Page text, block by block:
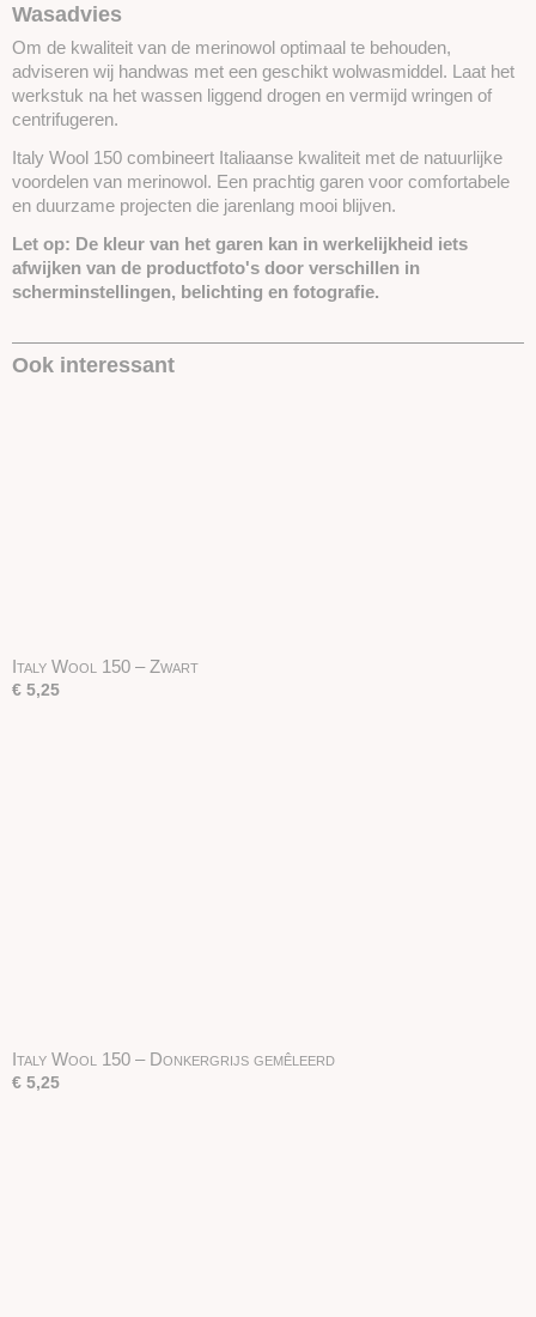
Wasadvies
Om de kwaliteit van de merinowol optimaal te behouden,
adviseren wij handwas met een geschikt wolwasmiddel. Laat het
werkstuk na het wassen liggend drogen en vermijd wringen of
centrifugeren.
Italy Wool 150 combineert Italiaanse kwaliteit met de natuurlijke
voordelen van merinowol. Een prachtig garen voor comfortabele
en duurzame projecten die jarenlang mooi blijven.
Let op: De kleur van het garen kan in werkelijkheid iets
afwijken van de productfoto's door verschillen in
scherminstellingen, belichting en fotografie.
Ook interessant
Italy Wool 150 – Zwart
€ 5,25
Italy Wool 150 – Donkergrijs gemêleerd
€ 5,25